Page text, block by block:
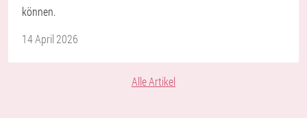
können.
14 April 2026
Alle Artikel